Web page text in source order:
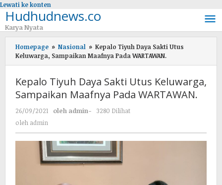
Lewati ke konten
Hudhudnews.co
Karya Nyata
Homepage » Nasional » Kepalo Tiyuh Daya Sakti Utus
Keluwarga, Sampaikan Maafnya Pada WARTAWAN.
Kepalo Tiyuh Daya Sakti Utus Keluwarga,
Sampaikan Maafnya Pada WARTAWAN.
26/09/2021 oleh admin-
3280 Dilihat
oleh admin